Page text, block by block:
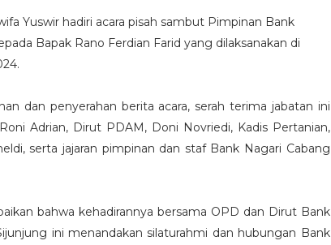
Yuswir hadiri acara pisah sambut Pimpinan Bank
Bapak Rano Ferdian Farid yang dilaksanakan di
dan penyerahan berita acara, serah terima jabatan ini
Adrian, Dirut PDAM, Doni Novriedi, Kadis Pertanian,
serta jajaran pimpinan dan staf Bank Nagari Cabang
bahwa kehadirannya bersama OPD dan Dirut Bank
ini menandakan silaturahmi dan hubungan Bank